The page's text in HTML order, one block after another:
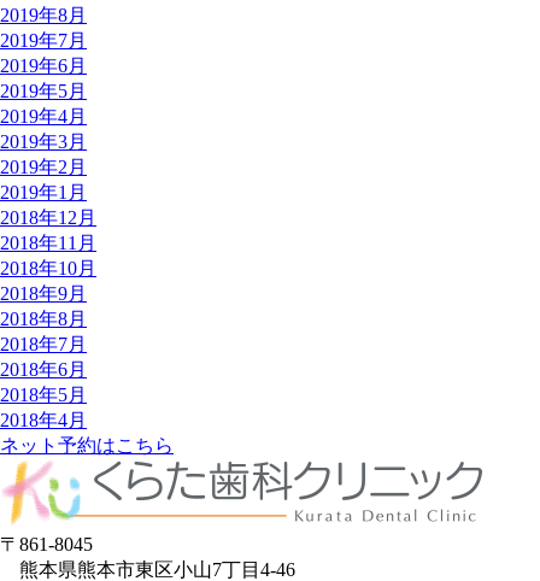
2019年8月
2019年7月
2019年6月
2019年5月
2019年4月
2019年3月
2019年2月
2019年1月
2018年12月
2018年11月
2018年10月
2018年9月
2018年8月
2018年7月
2018年6月
2018年5月
2018年4月
ネット予約はこちら
〒861-8045
熊本県熊本市東区小山7丁目4-46